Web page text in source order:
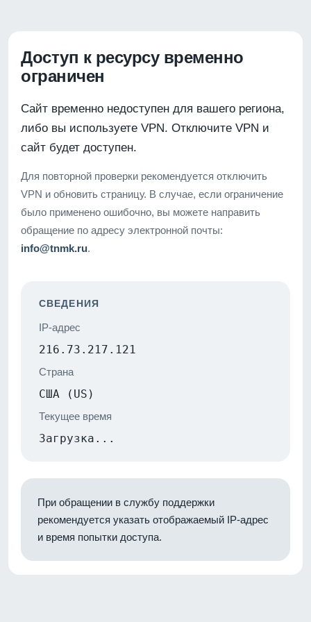
Доступ к ресурсу временно
ограничен
Сайт временно недоступен для вашего региона,
либо вы используете VPN. Отключите VPN и
сайт будет доступен.
Для повторной проверки рекомендуется отключить
VPN и обновить страницу. В случае, если ограничение
было применено ошибочно, вы можете направить
обращение по адресу электронной почты:
info@tnmk.ru.
СВЕДЕНИЯ
IP-адрес
216.73.217.121
Страна
США (US)
Текущее время
Загрузка...
При обращении в службу поддержки
рекомендуется указать отображаемый IP-адрес
и время попытки доступа.